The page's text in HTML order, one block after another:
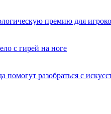
премию для
с гирей на ноге
помогут разобраться с